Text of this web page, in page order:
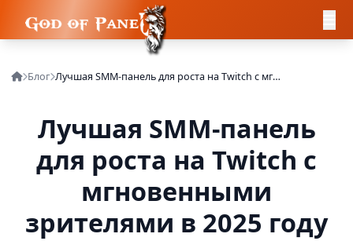
Блог Лучшая SMM-панель для роста на Twitch с мгновенными зрителями в 2025 году
Лучшая SMM-панель
для роста на Twitch с
мгновенными
зрителями в 2025 году